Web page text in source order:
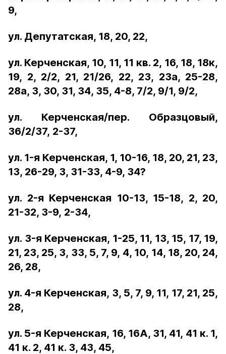
9,
ул. Депутатская, 18, 20, 22,
ул. Керченская, 10, 11, 11 кв. 2, 16, 18, 18к,
19, 2, 2/2, 21, 21/26, 22, 23, 23а, 25-28,
28а, 3, 30, 31, 34, 35, 4-8, 7/2, 9/1, 9/2,
ул. Керченская/пер. Образцовый,
36/2/37, 2-37,
ул. 1-я Керченская, 1, 10-16, 18, 20, 21, 23,
13, 26-29, 3, 31-33, 4-9, 34?
ул. 2-я Керченская 10-13, 15-18, 2, 20,
21-32, 3-9, 2-34,
ул. 3-я Керченская, 1-25, 11, 13, 15, 17, 19,
21, 23, 25, 3, 33, 5, 7, 9, 4, 10, 14, 18, 20, 24,
26, 28,
ул. 4-я Керченская, 3, 5, 7, 9, 11, 17, 21, 25,
28,
ул. 5-я Керченская, 16, 16А, 31, 41, 41 к. 1,
41 к. 2, 41 к. 3, 43, 45,